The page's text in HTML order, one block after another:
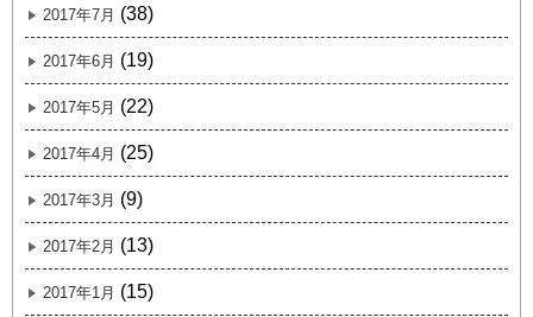
2017年7月 (38)
2017年6月 (19)
2017年5月 (22)
2017年4月 (25)
2017年3月 (9)
2017年2月 (13)
2017年1月 (15)